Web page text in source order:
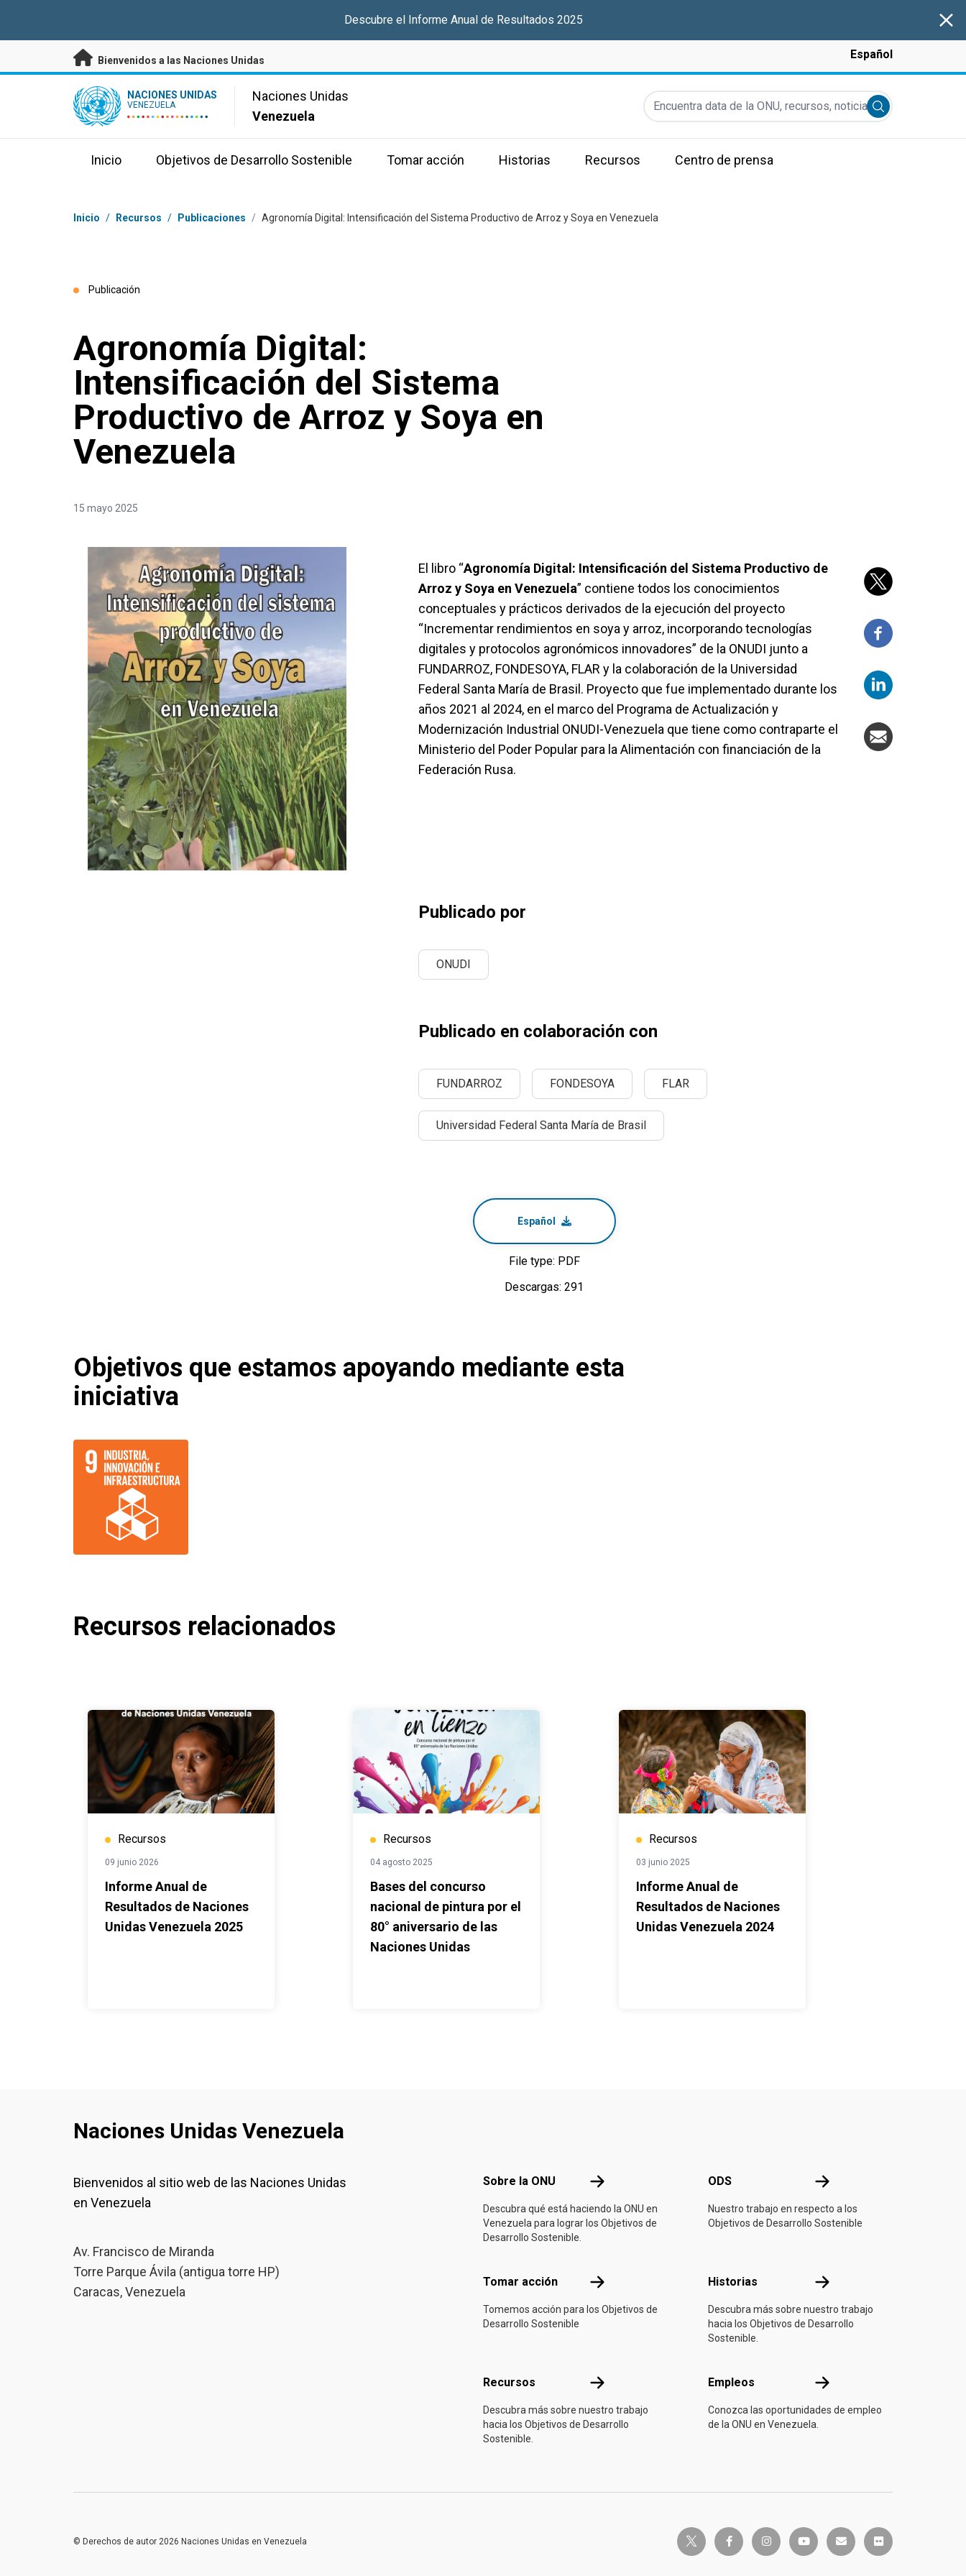
Descubre el Informe Anual de Resultados 2025
Bienvenidos a las Naciones Unidas Español
UN Logo NACIONES UNIDAS
VENEZUELA
Naciones Unidas
Venezuela
Encuentra data de la ONU, recursos, noticias y más...
Submit search
Inicio Objetivos de Desarrollo Sostenible Tomar acción Historias Recursos Centro de prensa
Coordenadas dentro de la ruta de navegación
Inicio / Recursos / Publicaciones / Agronomía Digital: Intensificación del Sistema Productivo de Arroz y Soya en Venezuela
Publicación
Agronomía Digital:
Intensificación del Sistema
Productivo de Arroz y Soya en
Venezuela
15 mayo 2025
El libro “Agronomía Digital: Intensificación del Sistema Productivo de
Arroz y Soya en Venezuela” contiene todos los conocimientos
conceptuales y prácticos derivados de la ejecución del proyecto
“Incrementar rendimientos en soya y arroz, incorporando tecnologías
digitales y protocolos agronómicos innovadores” de la ONUDI junto a
FUNDARROZ, FONDESOYA, FLAR y la colaboración de la Universidad
Federal Santa María de Brasil. Proyecto que fue implementado durante los
años 2021 al 2024, en el marco del Programa de Actualización y
Modernización Industrial ONUDI-Venezuela que tiene como contraparte el
Ministerio del Poder Popular para la Alimentación con financiación de la
Federación Rusa.
Publicado por
ONUDI
Publicado en colaboración con
FUNDARROZ FONDESOYA FLAR
Universidad Federal Santa María de Brasil
Español
File type: PDF
Descargas: 291
Objetivos que estamos apoyando mediante esta
iniciativa
Recursos relacionados
Recursos
09 junio 2026
Informe Anual de
Resultados de Naciones
Unidas Venezuela 2025
Recursos
04 agosto 2025
Bases del concurso
nacional de pintura por el
80° aniversario de las
Naciones Unidas
Recursos
03 junio 2025
Informe Anual de
Resultados de Naciones
Unidas Venezuela 2024
Naciones Unidas Venezuela
Bienvenidos al sitio web de las Naciones Unidas
en Venezuela
Av. Francisco de Miranda
Torre Parque Ávila (antigua torre HP)
Caracas, Venezuela
Sobre la ONU Sobre la ONU
Descubra qué está haciendo la ONU en
Venezuela para lograr los Objetivos de
Desarrollo Sostenible.
ODS ODS
Nuestro trabajo en respecto a los
Objetivos de Desarrollo Sostenible
Tomar acción Tomar acción
Tomemos acción para los Objetivos de
Desarrollo Sostenible
Historias Historias
Descubra más sobre nuestro trabajo
hacia los Objetivos de Desarrollo
Sostenible.
Recursos Recursos
Descubra más sobre nuestro trabajo
hacia los Objetivos de Desarrollo
Sostenible.
Empleos Empleos
Conozca las oportunidades de empleo
de la ONU en Venezuela.
twitter-x facebook-finstagramyoutube envelope flickr
© Derechos de autor 2026 Naciones Unidas en Venezuela